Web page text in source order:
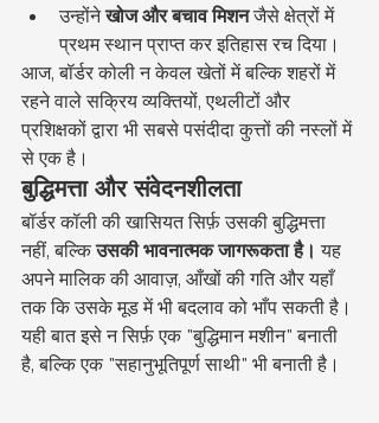
उन्होंने खोज और बचाव मिशन जैसे क्षेत्रों में
प्रथम स्थान प्राप्त कर इतिहास रच दिया।
आज, बॉर्डर कोली न केवल खेतों में बल्कि शहरों में
रहने वाले सक्रिय व्यक्तियों, एथलीटों और
प्रशिक्षकों द्वारा भी सबसे पसंदीदा कुत्तों की नस्लों में
से एक है।
बुद्धिमत्ता और संवेदनशीलता
बॉर्डर कॉली की खासियत सिर्फ़ उसकी बुद्धिमत्ता
नहीं, बल्कि उसकी भावनात्मक जागरूकता है। यह
अपने मालिक की आवाज़, आँखों की गति और यहाँ
तक कि उसके मूड में भी बदलाव को भाँप सकती है।
यही बात इसे न सिर्फ़ एक "बुद्धिमान मशीन" बनाती
है, बल्कि एक "सहानुभूतिपूर्ण साथी" भी बनाती है।